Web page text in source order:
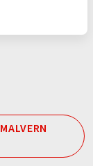
être trouvé